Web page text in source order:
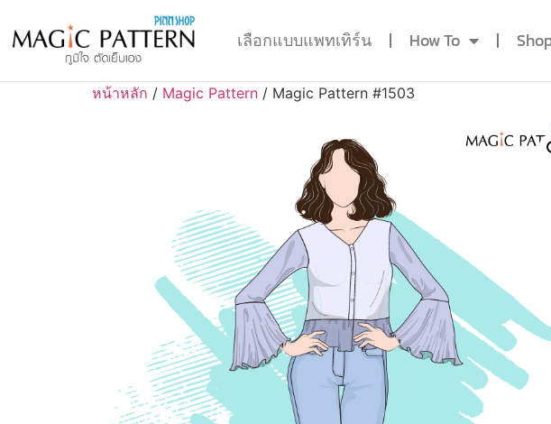
เลือกแบบแพทเทิร์น How To
หน้าหลัก / Magic Pattern / Magic Pattern #1503